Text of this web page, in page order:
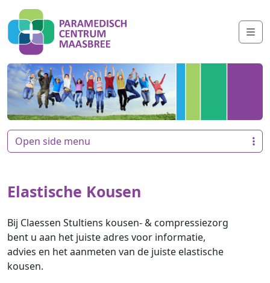
Skip to content
Elastische Kousen
Bij Claessen Stultiens kousen- & compressiezorg
bent u aan het juiste adres voor informatie,
advies en het aanmeten van de juiste elastische
kousen.
Open side menu